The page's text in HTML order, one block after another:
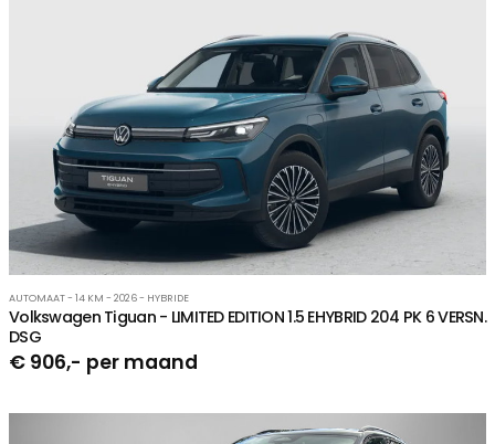
AUTOMAAT - 14 KM - 2026 - HYBRIDE
Volkswagen Tiguan - LIMITED EDITION 1.5 EHYBRID 204 PK 6 VERSN.
DSG
€ 906,- per maand